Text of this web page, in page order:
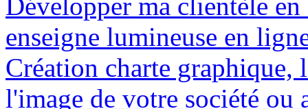
enseigne lumineuse en
Création charte graphique,
l'image de votre société